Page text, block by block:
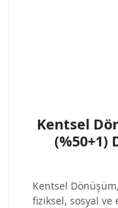
Kentsel
(%50+1)
Kentsel
fiziksel, sosyal